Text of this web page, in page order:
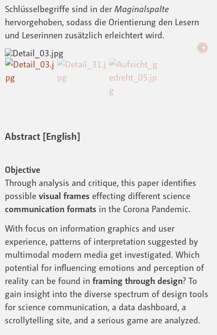
Schlüsselbegriffe sind in der Maginalspalte
hervorgehoben, sodass die Orientierung den Lesern
und Leserinnen zusätzlich erleichtert wird.
Abstract [English]
Objective
Through analysis and critique, this paper identifies
possible visual frames effecting different science
communication formats in the Corona Pandemic.
With focus on information graphics and user
experience, patterns of interpretation suggested by
multimodal modern media get investigated. Which
potential for influencing emotions and perception of
reality can be found in framing through design? To
gain insight into the diverse spectrum of design tools
for science communication, a data dashboard, a
scrollytelling site, and a serious game are analyzed.